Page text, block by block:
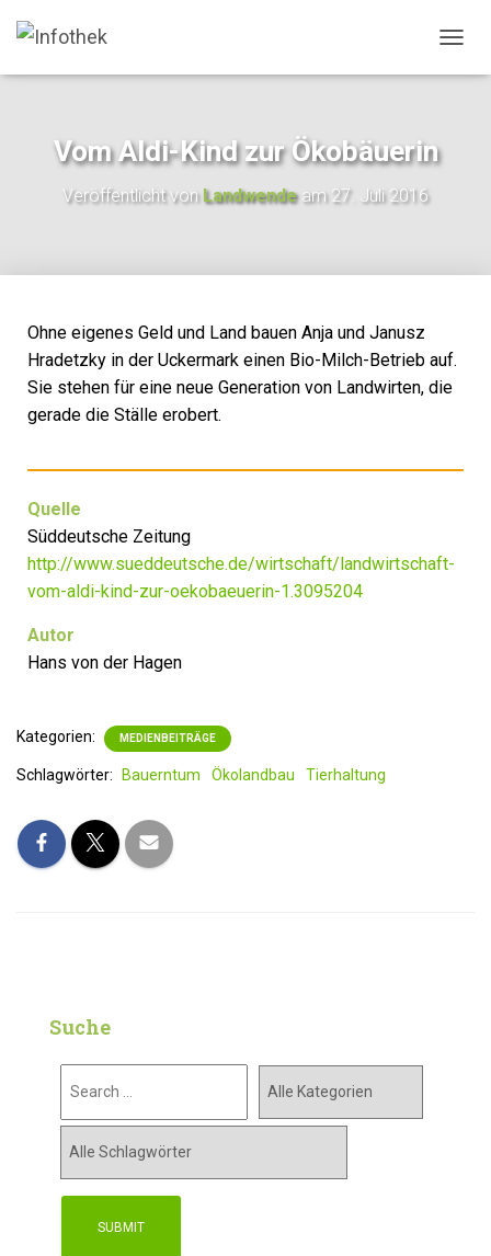
A
A
L
Vom Aldi-Kind zur Ökobäuerin
Veröffentlicht vonLandwendeam27. Juli 2016
Ohne eigenes Geld und Land bauen Anja und Janusz
Hradetzky in der Uckermark einen Bio-Milch-Betrieb auf.
Sie stehen für eine neue Generation von Landwirten, die
gerade die Ställe erobert.
Quelle
Süddeutsche Zeitung
http://www.sueddeutsche.de/wirtschaft/landwirtschaft-
vom-aldi-kind-zur-oekobaeuerin-1.3095204
Autor
Hans von der Hagen
Kategorien: MEDIENBEITRÄGE
Schlagwörter: Bauerntum Ökolandbau Tierhaltung
Suche